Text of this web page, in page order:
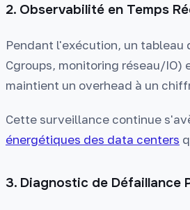
2. Observabilité en Temps
Pendant l'exécution, un tableau
Cgroups, monitoring réseau/
maintient un overhead à un
Cette surveillance continue
énergétiques des data centers
3. Diagnostic de Défaillance